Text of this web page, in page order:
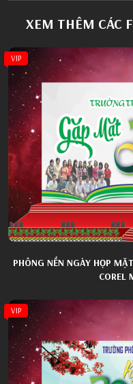
XEM THÊM CÁC
VIP
PHÔNG NỀN NGÀY HỌP
COREL
VIP